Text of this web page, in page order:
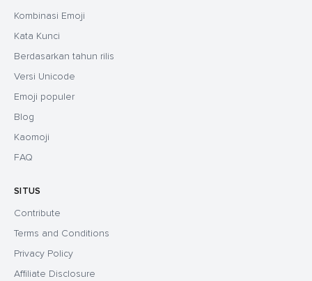
Kombinasi Emoji
Kata Kunci
Berdasarkan tahun rilis
Versi Unicode
Emoji populer
Blog
Kaomoji
FAQ
SITUS
Contribute
Terms and Conditions
Privacy Policy
Affiliate Disclosure